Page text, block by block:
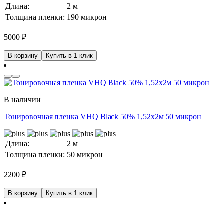
Длина:
2 м
Толщина пленки: 190 микрон
5000 ₽
В корзину Купить в 1 клик
В наличии
Тонировочная пленка VHQ Black 50% 1,52x2м 50 микрон
Длина:
2 м
Толщина пленки: 50 микрон
2200 ₽
В корзину Купить в 1 клик